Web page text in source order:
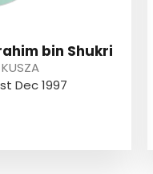
bin Shukri
Dec 1997